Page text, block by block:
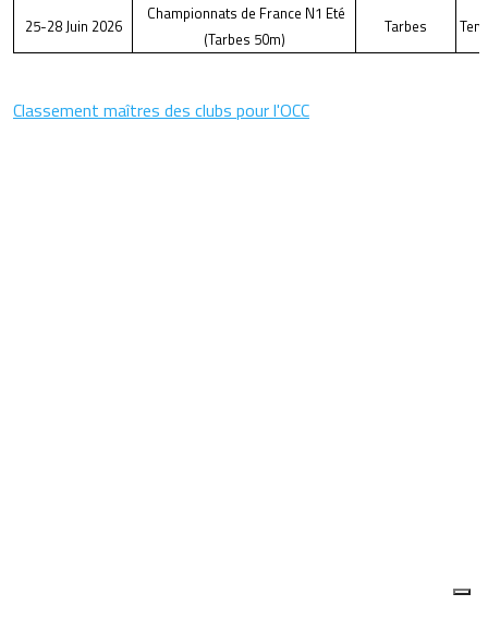
25-28 Juin 2026
Championnats de France N1 Eté
(Tarbes 50m)
Tarbes
Classement maîtres des clubs pour l'OCC